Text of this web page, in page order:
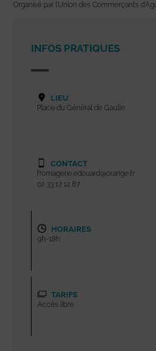
Organisé par l’Union des Commerçants
INFOS PRATIQUES
LIEU
Place du Général de Gaulle
CONTACT
fromagerie.edouard@orange.fr
02 33 17 12 87
HORAIRES
9h-18h
TARIFS
Accès libre